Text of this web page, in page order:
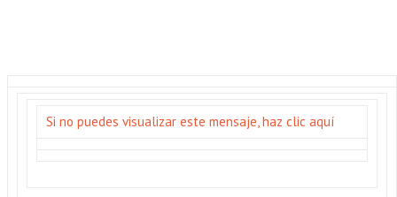
Si no puedes visualizar este mensaje, haz clic aquí